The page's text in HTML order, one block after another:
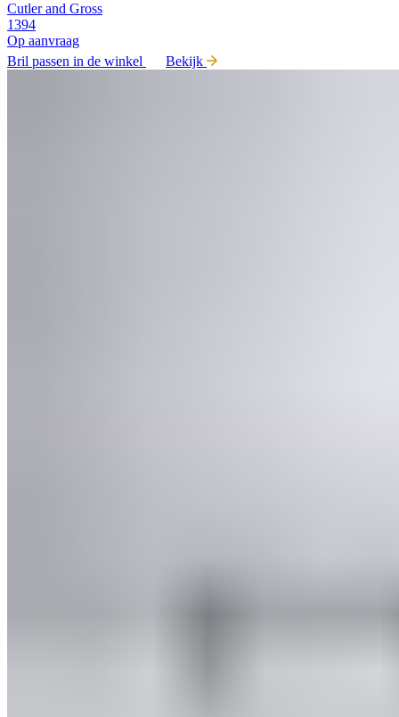
Cutler and Gross
1394
Op aanvraag
Bril passen in de winkel
Bekijk